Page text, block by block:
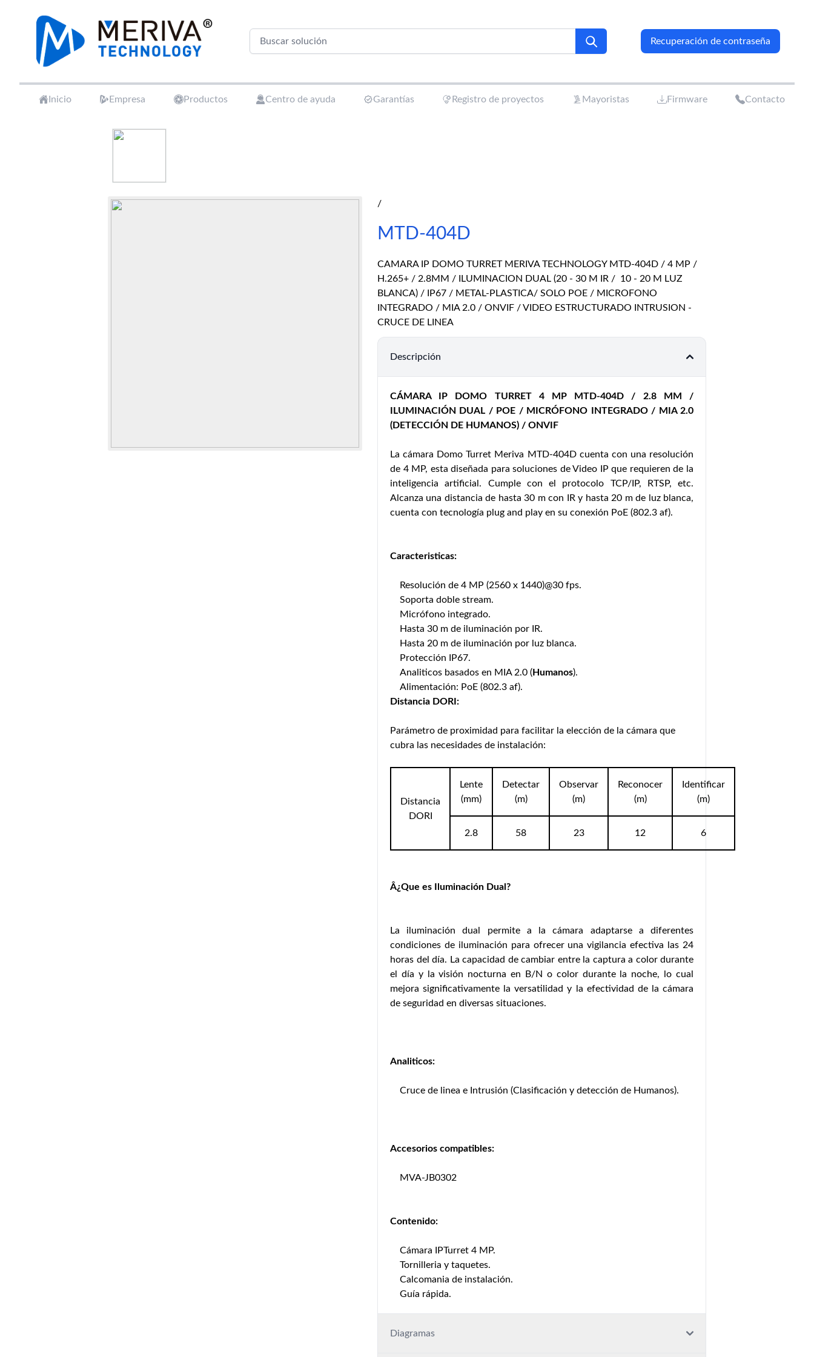
Your Company
Recuperación de contraseña
Inicio Empresa Productos Centro de ayuda Garantías Registro de proyectos Mayoristas Firmware Contacto
/
MTD-404D
CAMARA IP DOMO TURRET MERIVA TECHNOLOGY MTD-404D / 4 MP /
H.265+ / 2.8MM / ILUMINACION DUAL (20 - 30 M IR / 10 - 20 M LUZ
BLANCA) / IP67 / METAL-PLASTICA/ SOLO POE / MICROFONO
INTEGRADO / MIA 2.0 / ONVIF / VIDEO ESTRUCTURADO INTRUSION -
CRUCE DE LINEA
Descripción
CÁMARA IP DOMO TURRET 4 MP MTD-404D / 2.8 MM /
ILUMINACIÓN DUAL / POE / MICRÓFONO INTEGRADO / MIA 2.0
(DETECCIÓN DE HUMANOS) / ONVIF
La cámara Domo Turret Meriva MTD-404D cuenta con una resolución
de 4 MP, esta diseñada para soluciones de Video IP que requieren de la
inteligencia artificial. Cumple con el protocolo TCP/IP, RTSP, etc.
Alcanza una distancia de hasta 30 m con IR y hasta 20 m de luz blanca,
cuenta con tecnología plug and play en su conexión PoE (802.3 af).
Caracteristicas:
Resolución de 4 MP (2560 x 1440)@30 fps.
Soporta doble stream.
Micrófono integrado.
Hasta 30 m de iluminación por IR.
Hasta 20 m de iluminación por luz blanca.
Protección IP67.
Analiticos basados en MIA 2.0 (Humanos).
Alimentación: PoE (802.3 af).
Distancia DORI:
Parámetro de proximidad para facilitar la elección de la cámara que
cubra las necesidades de instalación:
Distancia
DORI
Lente
(mm)
Detectar
(m)
Observar
(m)
Reconocer
(m)
Identificar
(m)
2.8 58 23 12 6
Â¿Que es Iluminación Dual?
La iluminación dual permite a la cámara adaptarse a diferentes
condiciones de iluminación para ofrecer una vigilancia efectiva las 24
horas del día. La capacidad de cambiar entre la captura a color durante
el día y la visión nocturna en B/N o color durante la noche, lo cual
mejora significativamente la versatilidad y la efectividad de la cámara
de seguridad en diversas situaciones.
Analiticos:
Cruce de linea e Intrusión (Clasificación y detección de Humanos).
Accesorios compatibles:
MVA-JB0302
Contenido:
Cámara IPTurret 4 MP.
Tornilleria y taquetes.
Calcomania de instalación.
Guía rápida.
Diagramas